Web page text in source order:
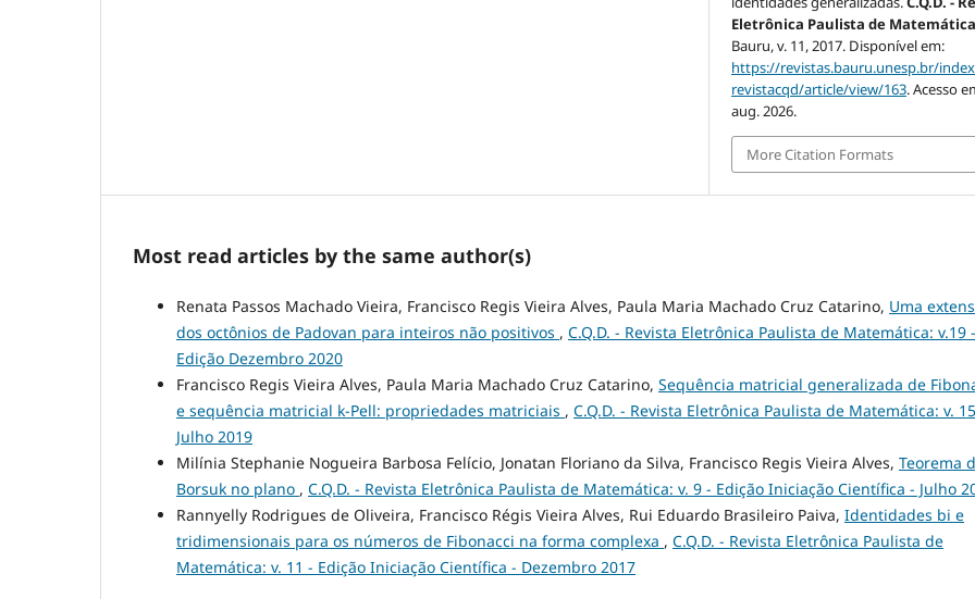
Eletrônica Paulista de
Bauru, v. 11, 2017. Disponível em:
https://revistas.bauru.unesp.br/
revistacqd/article/view/163. Acesso
aug. 2026.
More Citation Formats
Most read articles by the same author(s)
Renata Passos Machado Vieira, Francisco Regis Vieira Alves, Paula Maria Machado Cruz Catarino, Uma
dos octônios de Padovan para inteiros não positivos , C.Q.D. - Revista Eletrônica Paulista de Matemática: v.19 -
Edição Dezembro 2020
Francisco Regis Vieira Alves, Paula Maria Machado Cruz Catarino, Sequência matricial generalizada de
e sequência matricial k-Pell: propriedades matriciais , C.Q.D. - Revista Eletrônica Paulista de Matemática: v.
Julho 2019
Milínia Stephanie Nogueira Barbosa Felício, Jonatan Floriano da Silva, Francisco Regis Vieira Alves, Teorema
Borsuk no plano , C.Q.D. - Revista Eletrônica Paulista de Matemática: v. 9 - Edição Iniciação Científica - Julho
Rannyelly Rodrigues de Oliveira, Francisco Régis Vieira Alves, Rui Eduardo Brasileiro Paiva, Identidades bi e
tridimensionais para os números de Fibonacci na forma complexa , C.Q.D. - Revista Eletrônica Paulista de
Matemática: v. 11 - Edição Iniciação Científica - Dezembro 2017